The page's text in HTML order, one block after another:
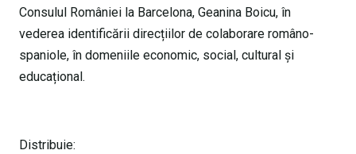
Consulul României la Barcelona, Geanina Boicu, în
vederea identificării direcțiilor de colaborare româno-
spaniole, în domeniile economic, social, cultural și
educațional.
Distribuie: